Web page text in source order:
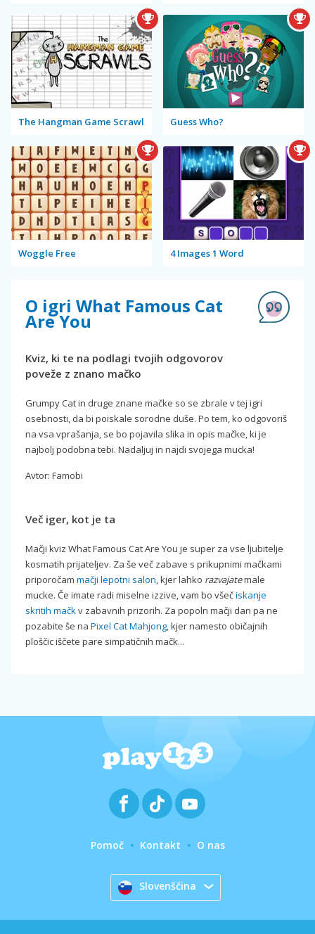
The Hangman Game Scrawl Guess Who?
Woggle Free 4 Images 1 Word
O igri What Famous Cat
Are You
Kviz, ki te na podlagi tvojih odgovorov
poveže z znano mačko
Grumpy Cat in druge znane mačke so se zbrale v tej igri
osebnosti, da bi poiskale sorodne duše. Po tem, ko odgovoriš
na vsa vprašanja, se bo pojavila slika in opis mačke, ki je
najbolj podobna tebi. Nadaljuj in najdi svojega mucka!
Avtor: Famobi
Več iger, kot je ta
Mačji kviz What Famous Cat Are You je super za vse ljubitelje
kosmatih prijateljev. Za še več zabave s prikupnimi mačkami
priporočam mačji lepotni salon, kjer lahko razvajatemale
mucke. Če imate radi miselne izzive, vam bo všečiskanje
skritih mačkv zabavnih prizorih. Za popoln mačji dan pa ne
pozabite še na Pixel Cat Mahjong, kjer namesto običajnih
ploščic iščete pare simpatičnih mačk...
Pomoč Kontakt O nas
Slovenščina